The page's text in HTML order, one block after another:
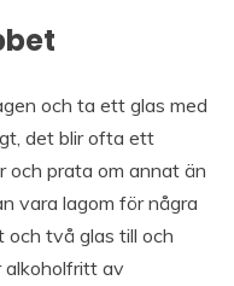
och ta ett glas med
det blir ofta ett
och prata om annat än
vara lagom för några
och två glas till och
alkoholfritt av